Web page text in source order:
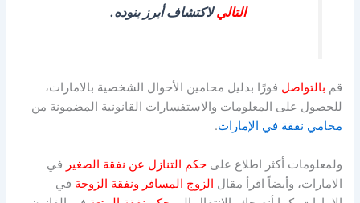
التاليلاكتشاف أبرز بنوده.
قم بالتواصل فورًا بدليل محامين الأحوال الشخصية بالامارات،
للحصول على المعلومات والاستفسارات القانونية المضمونة من
محامي نفقة في الإمارات.
ولمعلومات أكثر اطلاع علىحكم التنازل عن نفقة الصغير في
الامارات، وأيضاً اقرأ مقال الزوج المسافر ونفقة الزوجة في